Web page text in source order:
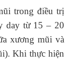
trong điều trị
day từ 15 – 20
xương mũi và
Khi thực hiện